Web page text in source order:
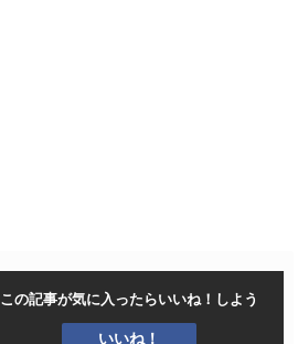
この記事が気に入ったらいいね！しよう
いいね！